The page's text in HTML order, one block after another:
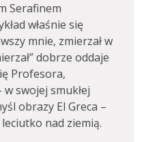
Serafinem
właśnie się
mnie, zmierzał w
dobrze oddaje
Profesora,
swojej smukłej
obrazy El Greca –
leciutko nad ziemią.